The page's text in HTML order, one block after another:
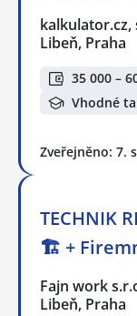
kalkulator.cz,
Libeň, Praha
35 000 –
Vhodné
Zveřejněno: 7.
TECHNIK
🏗️ +
Fajn work
Libeň, Praha